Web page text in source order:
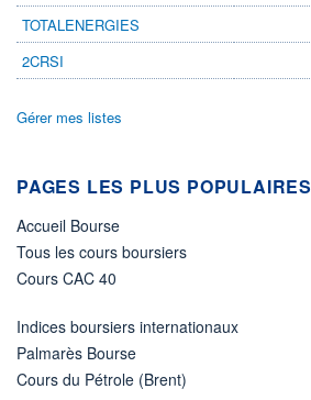
TOTALENERGIES
2CRSI
Gérer mes listes
PAGES LES PLUS POPULAIRES
Accueil Bourse
Tous les cours boursiers
Cours CAC 40
Indices boursiers internationaux
Palmarès Bourse
Cours du Pétrole (Brent)